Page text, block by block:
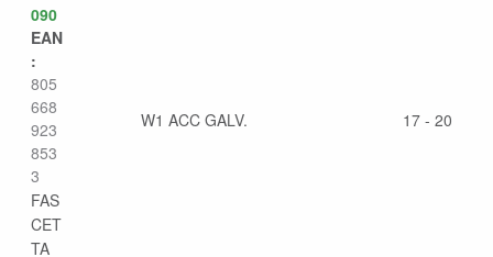
090
EAN
:
805
668
923
853
3
FAS
CET
TA
W1 ACC GALV. 17 - 20